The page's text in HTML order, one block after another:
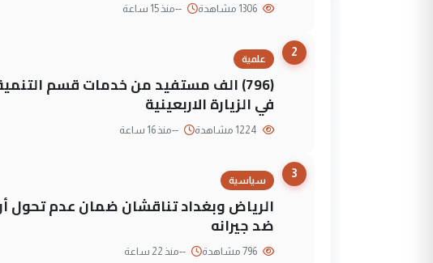
--منذ 15 ساعة
2
علمية
(796) الف مستفيد من خدمات قسم
في الزيارة الاربعينية
--منذ 16 ساعة
3
سياسية
الرياض وبغداد تناقشان ضمان عدم تحول
ضد جيرانه
--منذ 22 ساعة